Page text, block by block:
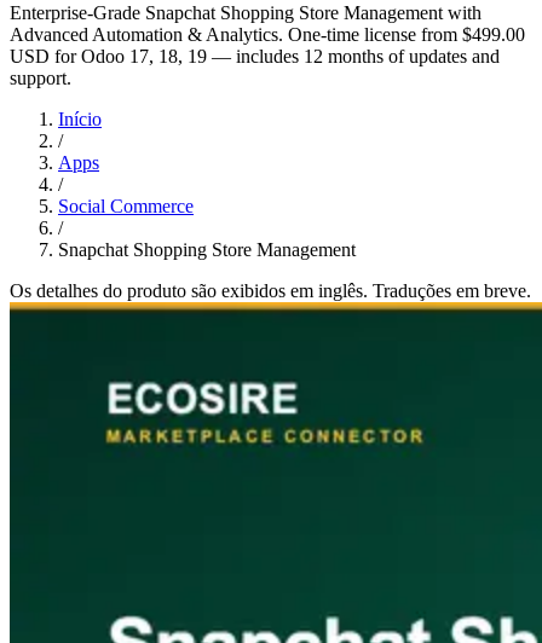
Enterprise-Grade Snapchat Shopping Store Management with
Advanced Automation & Analytics. One-time license from $499.00
USD for Odoo 17, 18, 19 — includes 12 months of updates and
support.
Início
/
Apps
/
Social Commerce
/
Snapchat Shopping Store Management
Os detalhes do produto são exibidos em inglês. Traduções em breve.